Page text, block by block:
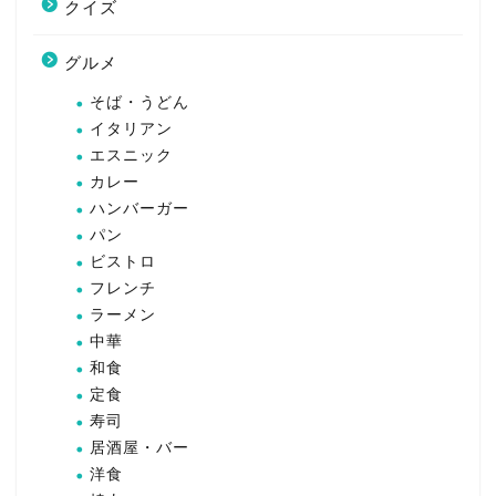
クイズ
グルメ
そば・うどん
イタリアン
エスニック
カレー
ハンバーガー
パン
ビストロ
フレンチ
ラーメン
中華
和食
定食
寿司
居酒屋・バー
洋食